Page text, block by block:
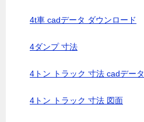
4t車 cadデータ ダウンロード
4ダンプ 寸法
4トン トラック 寸法 cadデータ
4トン トラック 寸法 図面